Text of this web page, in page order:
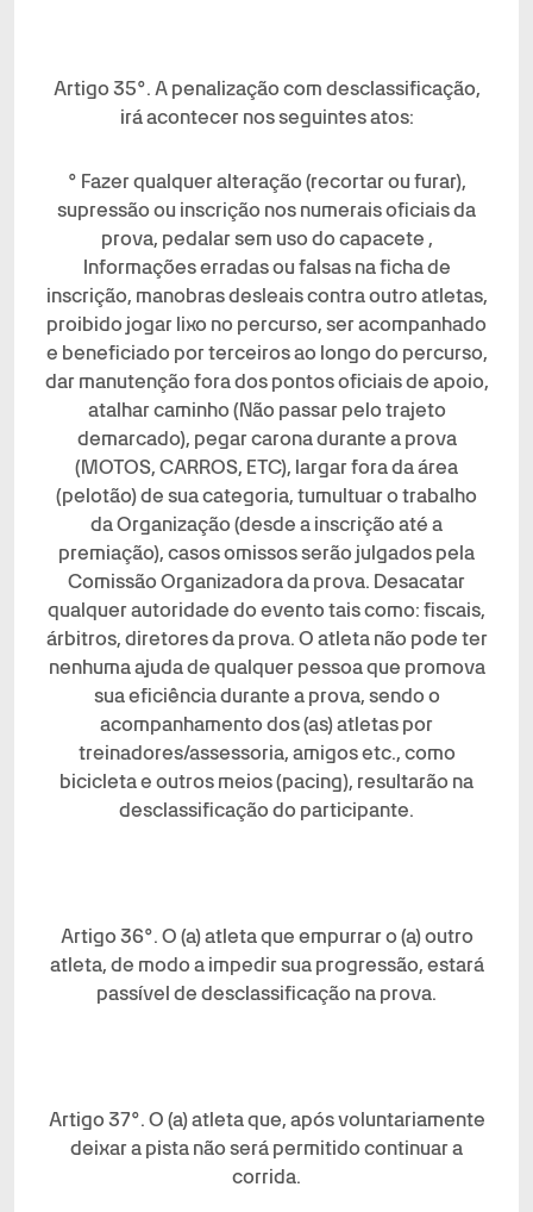
Artigo 35°. A penalização com desclassificação,
irá acontecer nos seguintes atos:
° Fazer qualquer alteração (recortar ou furar),
supressão ou inscrição nos numerais oficiais da
prova, pedalar sem uso do capacete ,
Informações erradas ou falsas na ficha de
inscrição, manobras desleais contra outro atletas,
proibido jogar lixo no percurso, ser acompanhado
e beneficiado por terceiros ao longo do percurso,
dar manutenção fora dos pontos oficiais de apoio,
atalhar caminho (Não passar pelo trajeto
demarcado), pegar carona durante a prova
(MOTOS, CARROS, ETC), largar fora da área
(pelotão) de sua categoria, tumultuar o trabalho
da Organização (desde a inscrição até a
premiação), casos omissos serão julgados pela
Comissão Organizadora da prova. Desacatar
qualquer autoridade do evento tais como: fiscais,
árbitros, diretores da prova. O atleta não pode ter
nenhuma ajuda de qualquer pessoa que promova
sua eficiência durante a prova, sendo o
acompanhamento dos (as) atletas por
treinadores/assessoria, amigos etc., como
bicicleta e outros meios (pacing), resultarão na
desclassificação do participante.
Artigo 36°. O (a) atleta que empurrar o (a) outro
atleta, de modo a impedir sua progressão, estará
passível de desclassificação na prova.
Artigo 37°. O (a) atleta que, após voluntariamente
deixar a pista não será permitido continuar a
corrida.